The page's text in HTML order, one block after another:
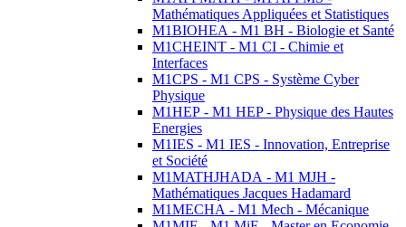
Mathématiques Appliquées et Statistiques
M1BIOHEA - M1 BH - Biologie et Santé
M1CHEINT - M1 CI - Chimie et
Interfaces
M1CPS - M1 CPS - Système Cyber
Physique
M1HEP - M1 HEP - Physique des Hautes
Energies
M1IES - M1 IES - Innovation, Entreprise
et Société
M1MATHJHADA - M1 MJH -
Mathématiques Jacques Hadamard
M1MECHA - M1 Mech - Mécanique